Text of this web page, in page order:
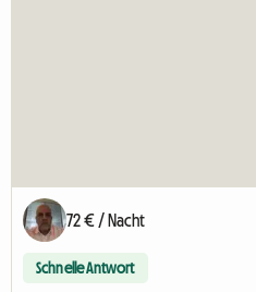
72 € / Nacht
Schnelle Antwort